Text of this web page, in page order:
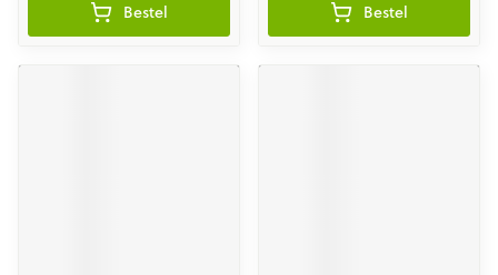
Bestel Bestel